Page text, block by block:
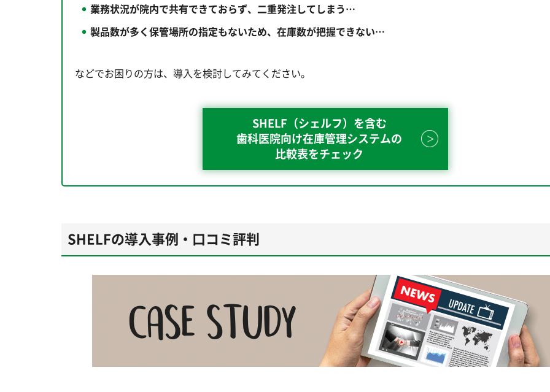
業務状況が院内で共有できておらず、二重発注してしまう…
製品数が多く保管場所の指定もないため、在庫数が把握できない…
などでお困りの方は、導入を検討してみてください。
SHELF（シェルフ）を含む
歯科医院向け在庫管理システムの
比較表をチェック
SHELFの導入事例・口コミ評判